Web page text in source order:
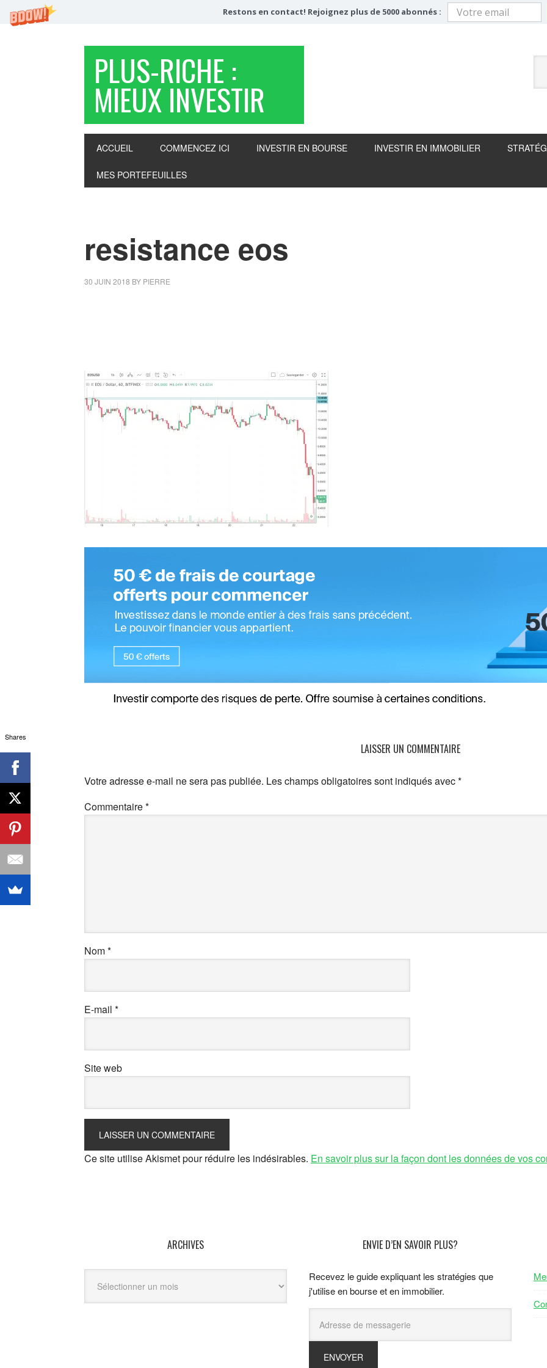
Restons en contact! Rejoignez plus de 5000 abonnés :
PLUS-RICHE :
MIEUX INVESTIR
ACCUEIL COMMENCEZ ICI INVESTIR EN BOURSE INVESTIR EN IMMOBILIER
MES PORTEFEUILLES
resistance eos
30 JUIN 2018 BY PIERRE
LAISSER UN COMMENTAIRE
Votre adresse e-mail ne sera pas publiée. Les champs obligatoires sont indiqués avec*
Commentaire*
Nom*
E-mail *
Site web
Ce site utilise Akismet pour réduire les indésirables. En savoir plus sur la façon dont les données de vos
ARCHIVES ENVIE D’EN SAVOIR PLUS?
Recevez le guide expliquant les stratégies que
j'utilise en bourse et en immobilier.
Shares